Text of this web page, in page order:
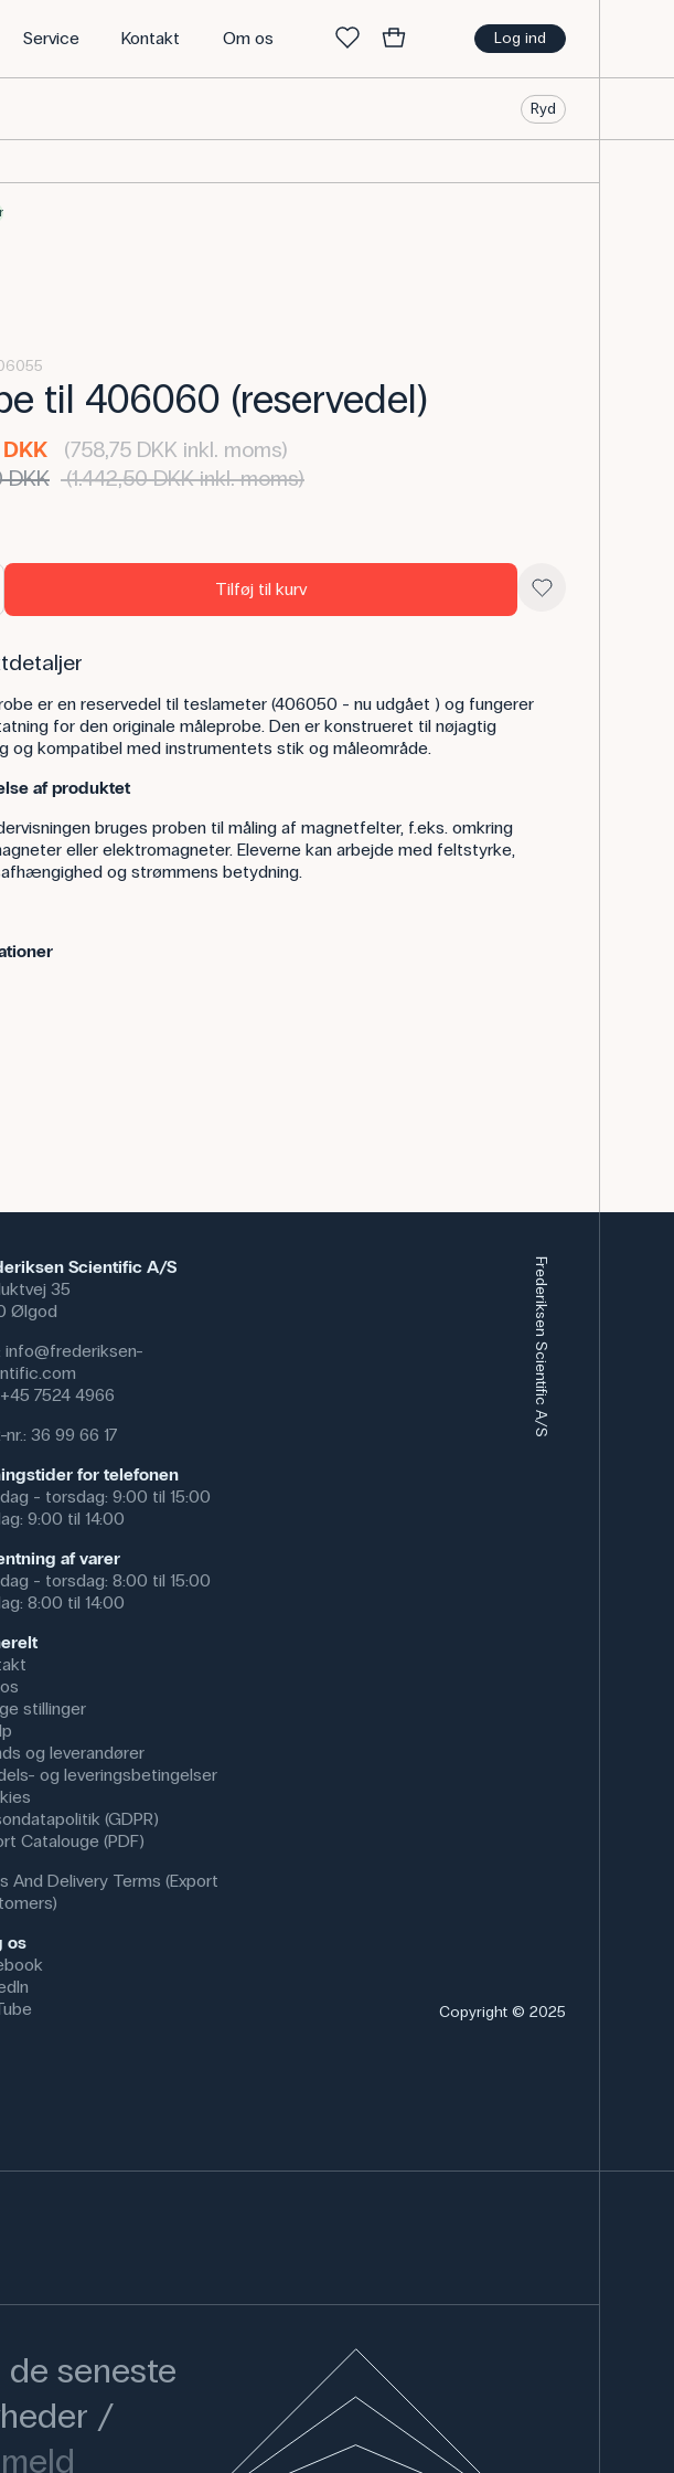
Log ind
Service Kontakt Om os
Ryd
til 406060 (reservedel)
(758,75 DKK inkl. moms)
DKK (1.442,50 DKK inkl. moms)
Tilføj til kurv
er en reservedel til teslameter (406050 - nu udgået ) og fungerer
for den originale måleprobe. Den er konstrueret til nøjagtig
og kompatibel med instrumentets stik og måleområde.
af produktet
bruges proben til måling af magnetfelter, f.eks. omkring
eller elektromagneter. Eleverne kan arbejde med feltstyrke,
og strømmens betydning.
Scientific A/S
35
Ølgod
info@frederiksen-
+45 7524 4966
nr.: 36 99 66 17
for telefonen
- torsdag: 9:00 til 15:00
9:00 til 14:00
af varer
- torsdag: 8:00 til 15:00
8:00 til 14:00
stillinger
og leverandører
og leveringsbetingelser
(GDPR)
Catalouge (PDF)
And Delivery Terms (Export
os
Frederiksen Scientific A/S
Copyright © 2025
de seneste